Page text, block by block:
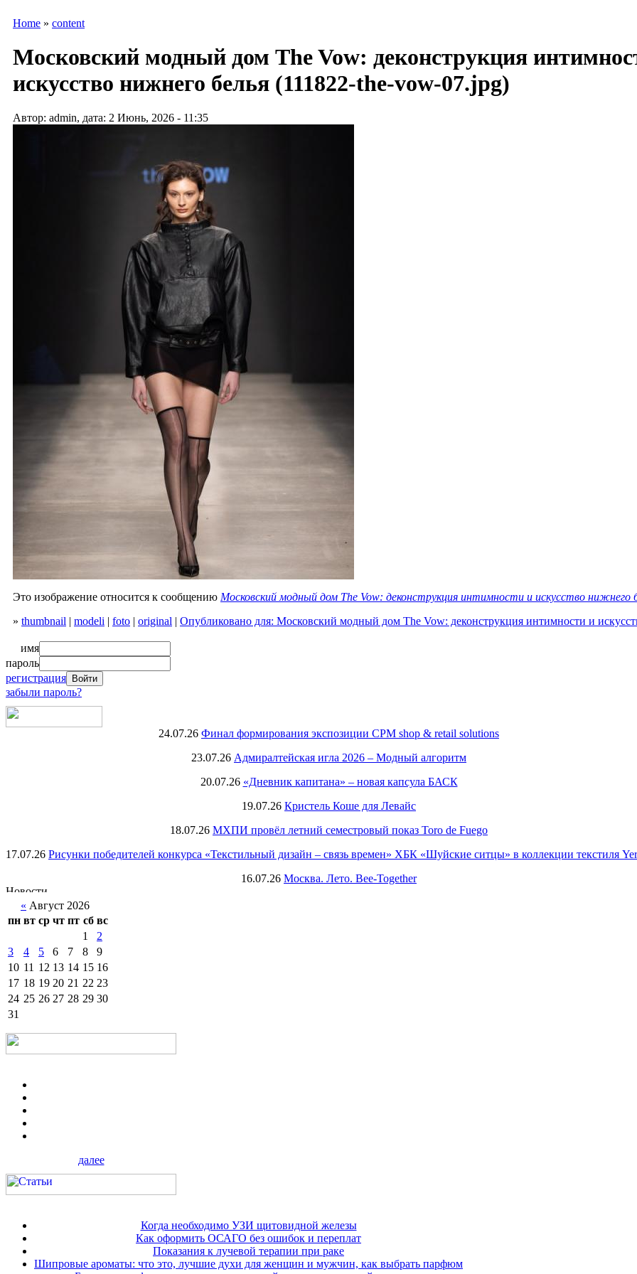
Home » content
Московский модный дом The Vow: деконструкция
искусство нижнего белья (111822-the-vow-07.jpg)
Автор: admin, дата: 2 Июнь, 2026 - 11:35
Это изображение относится к сообщению Московский модный дом The Vow: деконструкция интимности и искусство нижнего
» thumbnail | modeli | foto | original | Опубликовано для: Московский модный дом The Vow: деконструкция интимности и
имя
пароль
регистрация
забыли пароль?
24.07.26 Финал формирования экспозиции CPM shop & retail solutions
23.07.26 Адмиралтейская игла 2026 – Модный алгоритм
20.07.26 «Дневник капитана» – новая капсула БАСК
19.07.26 Кристель Коше для Левайс
18.07.26 МХПИ провёл летний семестровый показ Toro de Fuego
17.07.26 Рисунки победителей конкурса «Текстильный дизайн – связь времен» ХБК «Шуйские ситцы» в коллекции текстиля
16.07.26 Москва. Лето. Bee-Together
« Август 2026
пн вт ср чт пт сб вс
1
2
3
4 5 6 7 8
9
10 11 12 13 14 15 16
17 18 19 20 21 22 23
24 25 26 27 28 29 30
31
далее
Когда необходимо УЗИ щитовидной железы
Как оформить ОСАГО без ошибок и переплат
Показания к лучевой терапии при раке
Шипровые ароматы: что это, лучшие духи для женщин и мужчин, как выбрать парфюм